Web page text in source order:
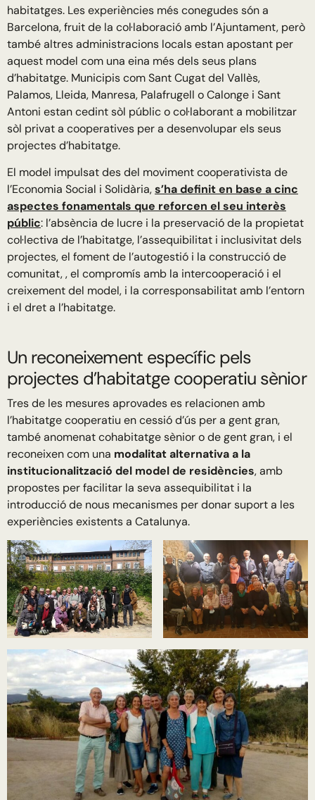
habitatges. Les experiències més conegudes són a
Barcelona, fruit de la col·laboració amb l’Ajuntament, però
també altres administracions locals estan apostant per
aquest model com una eina més dels seus plans
d’habitatge. Municipis com Sant Cugat del Vallès,
Palamos, Lleida, Manresa, Palafrugell o Calonge i Sant
Antoni estan cedint sòl públic o col·laborant a mobilitzar
sòl privat a cooperatives per a desenvolupar els seus
projectes d’habitatge.
El model impulsat des del moviment cooperativista de
l’Economia Social i Solidària,s’ha definit en base a cinc
aspectes fonamentals que reforcen el seu interès
públic: l’absència de lucre i la preservació de la propietat
col·lectiva de l’habitatge, l’assequibilitat i inclusivitat dels
projectes, el foment de l’autogestió i la construcció de
comunitat, , el compromís amb la intercooperació i el
creixement del model, i la corresponsabilitat amb l’entorn
i el dret a l’habitatge.
Un reconeixement específic pels
projectes d’habitatge cooperatiu sènior
Tres de les mesures aprovades es relacionen amb
l’habitatge cooperatiu en cessió d’ús per a gent gran,
també anomenat cohabitatge sènior o de gent gran, i el
reconeixen com una modalitat alternativa a la
institucionalització del model de residències, amb
propostes per facilitar la seva assequibilitat i la
introducció de nous mecanismes per donar suport a les
experiències existents a Catalunya.